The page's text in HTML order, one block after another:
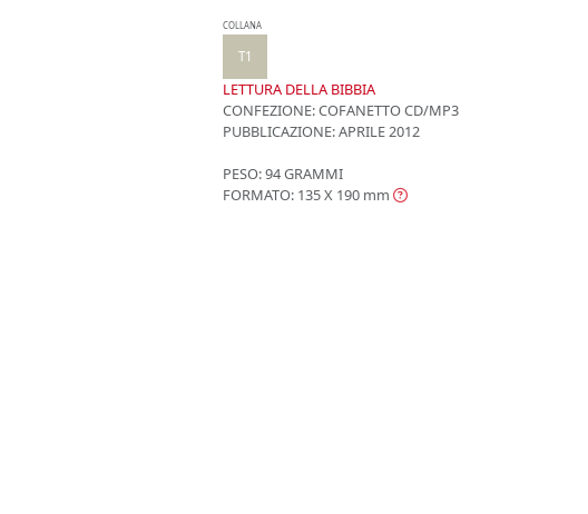
COLLANA
T1
LETTURA DELLA BIBBIA
CONFEZIONE:COFANETTO CD/MP3
PUBBLICAZIONE:APRILE 2012
PESO: 94 GRAMMI
FORMATO: 135 X 190 mm